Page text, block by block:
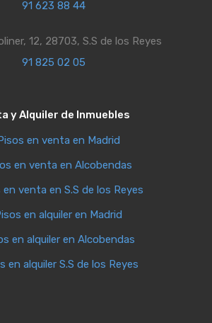
91 623 88 44
12, 28703, S.S de los Reyes
91 825 02 05
y Alquiler de Inmuebles
en venta en Madrid
en venta en Alcobendas
en venta en S.S de los Reyes
en alquiler en Madrid
en alquiler en Alcobendas
en alquiler S.S de los Reyes